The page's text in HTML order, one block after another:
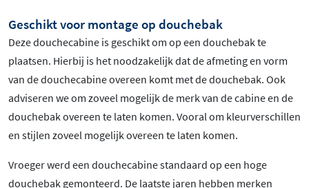
Geschikt voor montage op douchebak
Deze douchecabine is geschikt om op een douchebak te
plaatsen. Hierbij is het noodzakelijk dat de afmeting en vorm
van de douchecabine overeen komt met de douchebak. Ook
adviseren we om zoveel mogelijk de merk van de cabine en de
douchebak overeen te laten komen. Vooral om kleurverschillen
en stijlen zoveel mogelijk overeen te laten komen.
Vroeger werd een douchecabine standaard op een hoge
douchebak gemonteerd. De laatste jaren hebben merken